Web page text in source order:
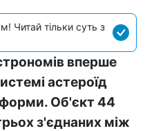
Читай тільки суть з
вперше
астероїд
форми. Об'єкт 44
з'єднаних між